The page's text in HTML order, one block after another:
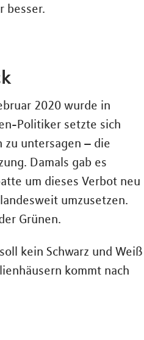
besser.
2020 wurde in
Politiker setzte sich
zu untersagen – die
Damals gab es
um dieses Verbot neu
umzusetzen.
Grünen.
kein Schwarz und Weiß
kommt nach